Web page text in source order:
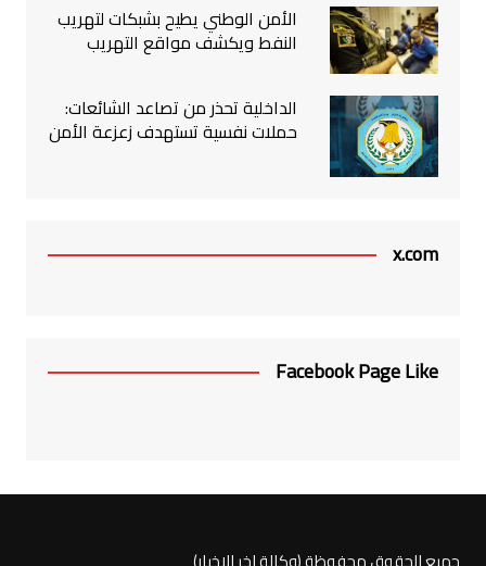
الأمن الوطني يطيح بشبكات لتهريب
النفط ويكشف مواقع التهريب
الداخلية تحذر من تصاعد الشائعات:
حملات نفسية تستهدف زعزعة الأمن
x.com
Facebook Page Like